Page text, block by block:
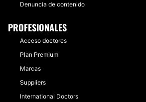
Denuncia de contenido
PROFESIONALES
Acceso doctores
Plan Premium
Marcas
Suppliers
International Doctors